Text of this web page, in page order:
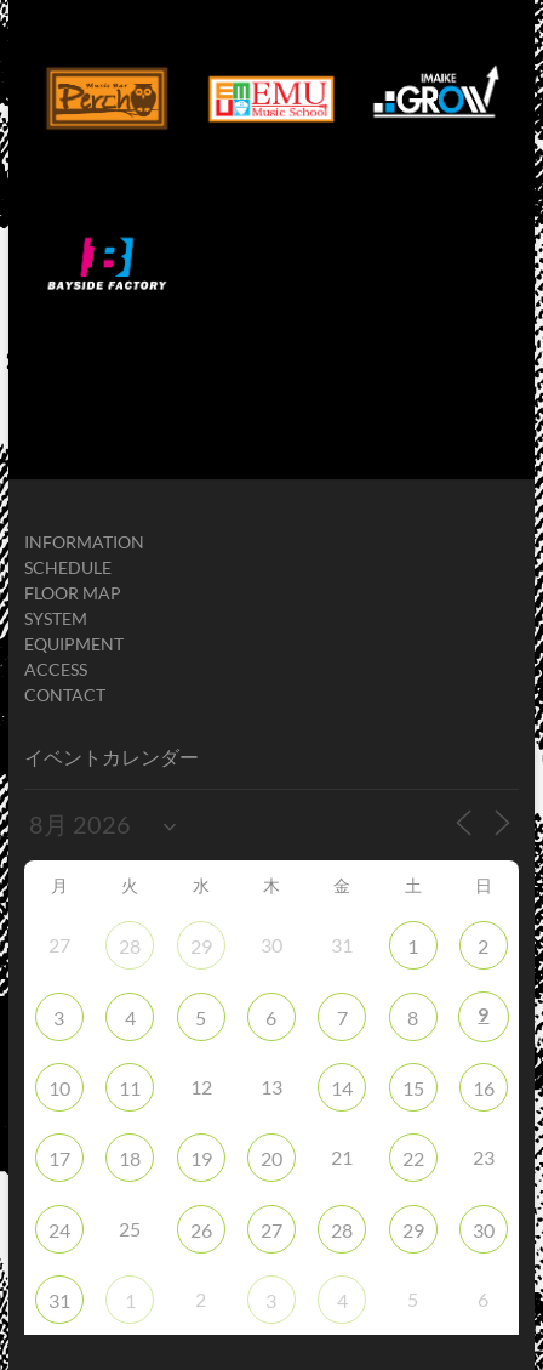
INFORMATION
SCHEDULE
FLOOR MAP
SYSTEM
EQUIPMENT
ACCESS
CONTACT
イベントカレンダー
月 火 水 木 金 土 日
27 28 29 30 31 1 2
3 4 5 6 7 8 9
10 11 12 13 14 15 16
17 18 19 20 21 22 23
24 25 26 27 28 29 30
31 1 2 3 4 5 6